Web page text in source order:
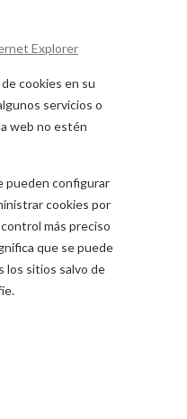
Explorer
cookies en su
servicios o
web no estén
pueden configurar
cookies por
más preciso
que se puede
los sitios salvo de